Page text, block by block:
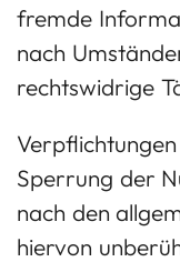
fremde
nach
rechtswidrige
Sperrung der
nach den
hiervon